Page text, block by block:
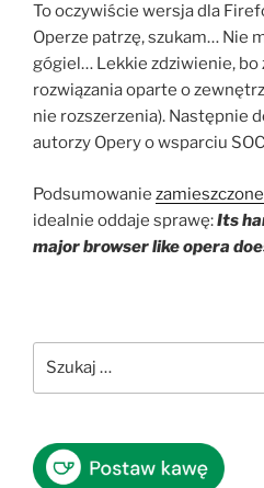
To oczywiście wersja dla
Operze patrzę, szukam… Nie
gógiel… Lekkie zdziwienie, bo
rozwiązania oparte o
nie rozszerzenia). Następnie
autorzy Opery o wsparciu
Podsumowanie
idealnie oddaje sprawę:Its
major browser like opera